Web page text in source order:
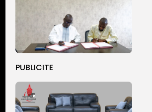
PUBLICITE